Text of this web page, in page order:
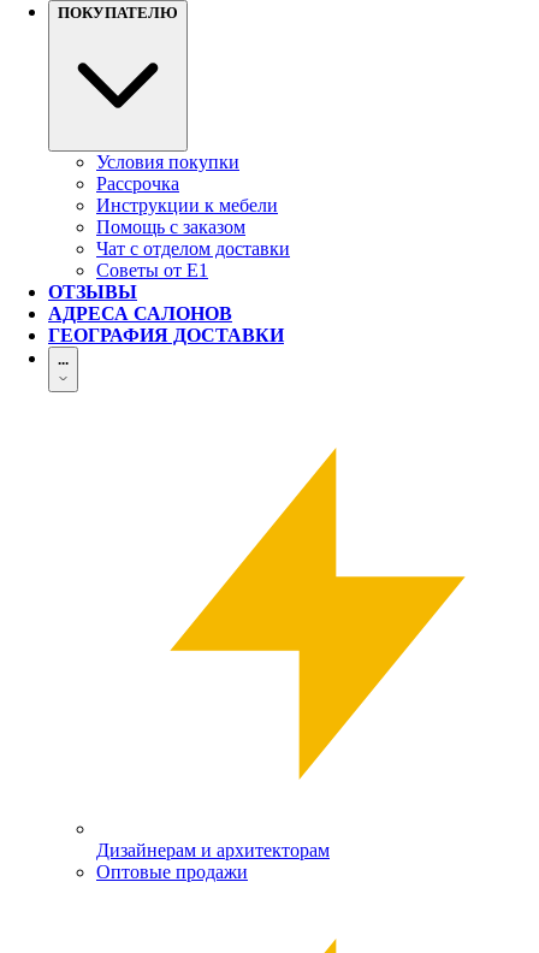
ПОКУПАТЕЛЮ
Условия покупки
Рассрочка
Инструкции к мебели
Помощь с заказом
Чат с отделом доставки
Советы от Е1
ОТЗЫВЫ
АДРЕСА САЛОНОВ
ГЕОГРАФИЯ ДОСТАВКИ
...
Дизайнерам и архитекторам
Оптовые продажи